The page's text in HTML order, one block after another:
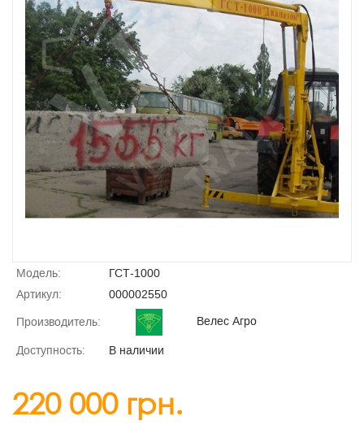
Модель:
ГСТ-1000
Артикул:
000002550
Производитель: Велес Агро
Доступность: В наличии
220 000 грн.